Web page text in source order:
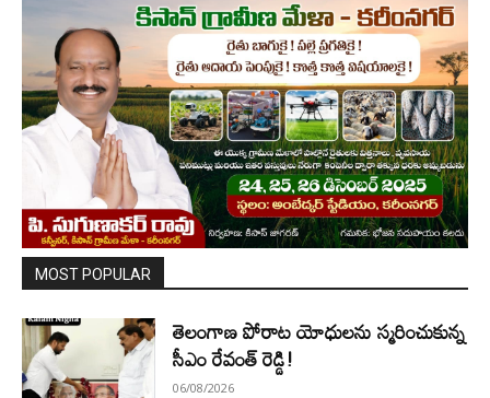
MOST POPULAR
తెలంగాణ పోరాట యోధులను స్మరించుకున్న
సీఎం రేవంత్ రెడ్డి!
06/08/2026